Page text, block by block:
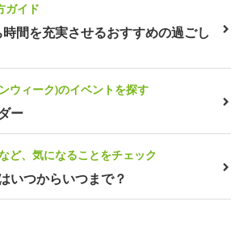
ガイド
間を充実させるおすすめの過ごし
ウィーク)のイベントを探す
ー
ど、気になることをチェック
いつからいつまで？